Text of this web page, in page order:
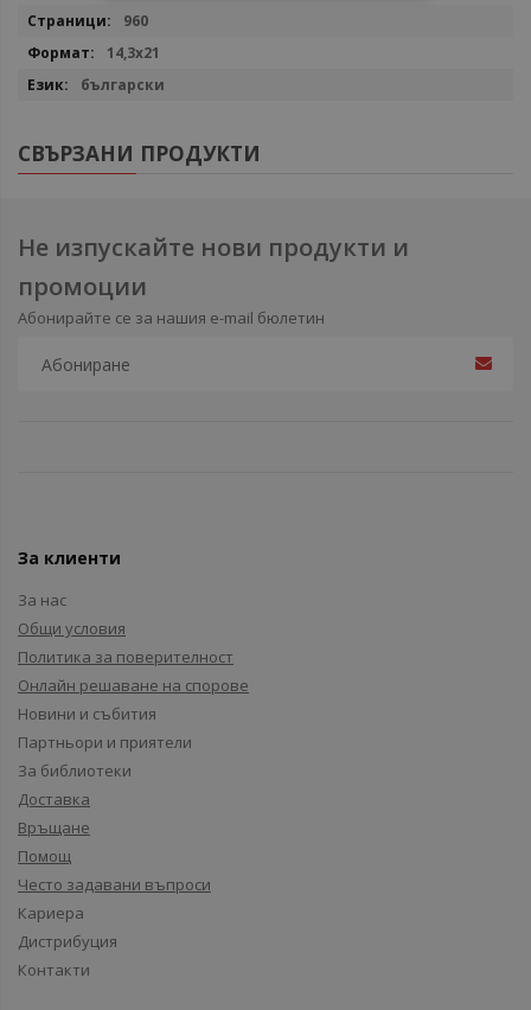
960
14,3x21
български
СВЪРЗАНИ ПРОДУКТИ
Не изпускайте нови продукти и
промоции
Абонирайте се за нашия e-mail бюлетин
За клиенти
За нас
Общи условия
Политика за поверителност
Онлайн решаване на спорове
Новини и събития
Партньори и приятели
За библиотеки
Доставка
Връщане
Помощ
Често задавани въпроси
Кариера
Дистрибуция
Контакти